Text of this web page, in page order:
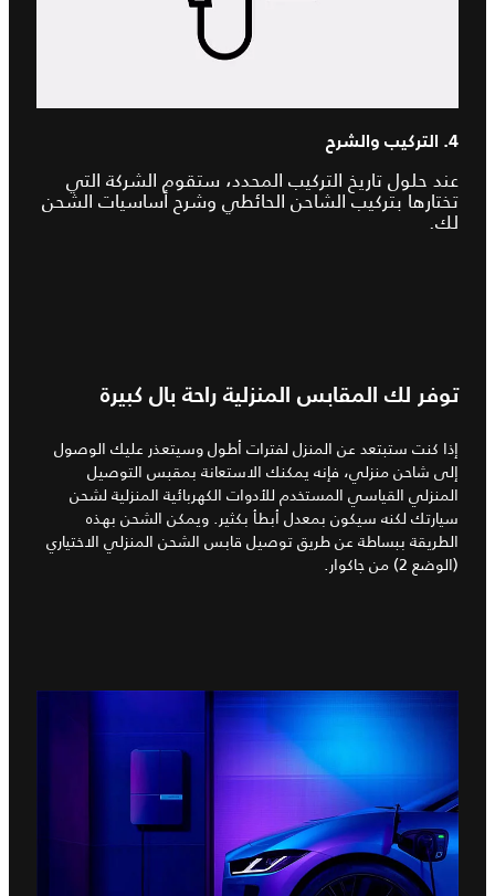
4. التركيب والشرح
عند حلول تاريخ التركيب المحدد، ستقوم الشركة التي
تختارها بتركيب الشاحن الحائطي وشرح أساسيات الشحن
لك.
توفر لك المقابس المنزلية راحة بال كبيرة
إذا كنت ستبتعد عن المنزل لفترات أطول وسيتعذر عليك الوصول
إلى شاحن منزلي، فإنه يمكنك الاستعانة بمقبس التوصيل
المنزلي القياسي المستخدم للأدوات الكهربائية المنزلية لشحن
سيارتك لكنه سيكون بمعدل أبطأ بكثير. ويمكن الشحن بهذه
الطريقة ببساطة عن طريق توصيل قابس الشحن المنزلي الاختياري
(الوضع 2) من جاكوار.